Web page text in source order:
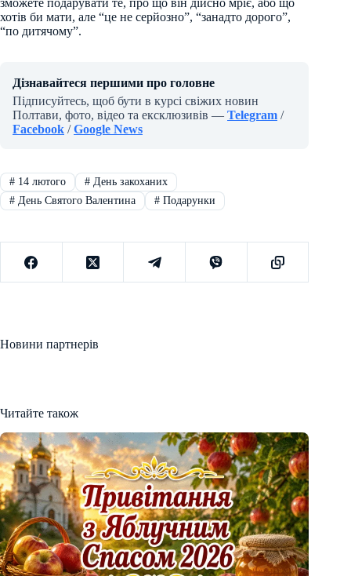
хотів би мати, але “це не серйозно”, “занадто дорого”,
“по дитячому”.
Дізнавайтеся першими про головне
Підписуйтесь, щоб бути в курсі свіжих новин
Полтави, фото, відео та ексклюзивів — Telegram /
Facebook /Google News
#14 лютого #День закоханих
#День Святого Валентина #Подарунки
Новини партнерів
Читайте також